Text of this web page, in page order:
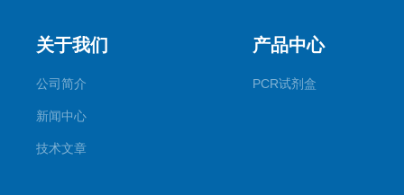
关于我们
公司简介
新闻中心
技术文章
产品中心
PCR试剂盒